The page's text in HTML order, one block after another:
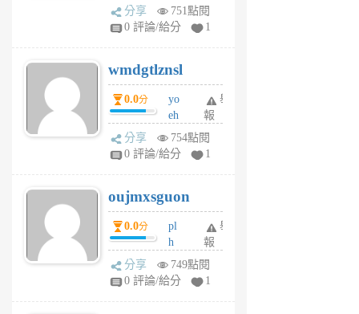
Pe
Jc
R
P
m
v
A
V
個
月
前
分享
751點閱
0 評論/給分
1
wmdgtlznsl
0.0分
yo
eh
ld
gy
個
月
前
舉
報
分享
754點閱
0 評論/給分
1
oujmxsguon
0.0分
pl
h
wi
w
舉
報
分享
749點閱
0 評論/給分
1